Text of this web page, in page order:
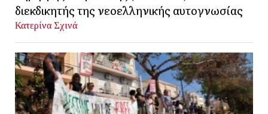
διεκδικητής της νεοελληνικής αυτογνωσίας
Κατερίνα Σχινά